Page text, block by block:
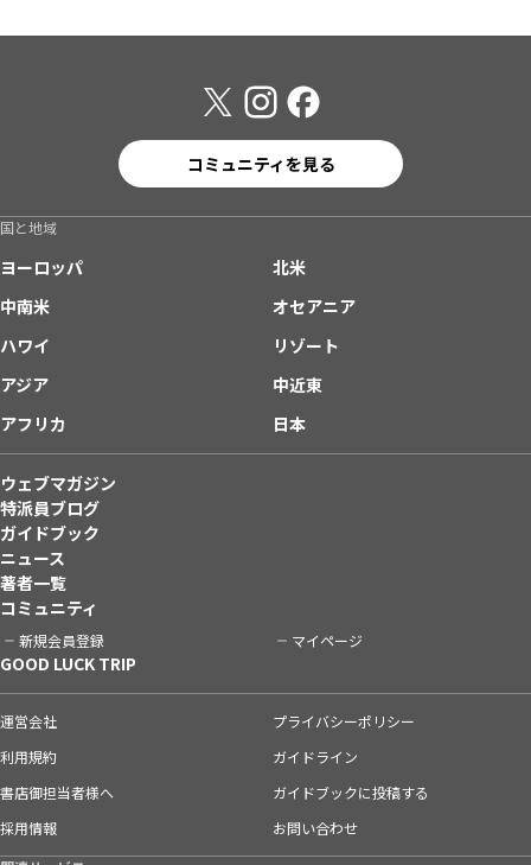
コミュニティを見る
国と地域
ヨーロッパ
北米
中南米
オセアニア
ハワイ
リゾート
アジア
中近東
アフリカ
日本
ウェブマガジン
特派員ブログ
ガイドブック
ニュース
著者一覧
コミュニティ
新規会員登録 マイページ
GOOD LUCK TRIP
運営会社
プライバシーポリシー
利用規約
ガイドライン
書店御担当者様へ
ガイドブックに投稿する
採用情報
お問い合わせ